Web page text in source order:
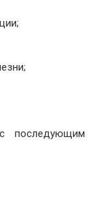
последующим